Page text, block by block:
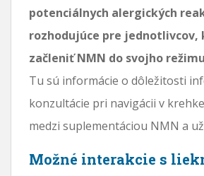
potenciálnych alergických
rozhodujúce pre jednotlivcov,
začleniť NMN do svojho
Tu sú informácie o dôležitosti
konzultácie pri navigácii v
medzi suplementáciou NMN a
Možné interakcie s